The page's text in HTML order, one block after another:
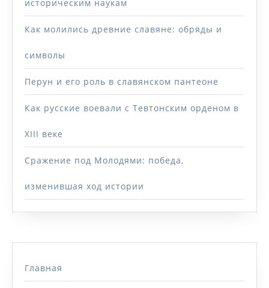
историческим наукам
Как молились древние славяне: обряды и
символы
Перун и его роль в славянском пантеоне
Как русские воевали с Тевтонским орденом в
XIII веке
Сражение под Молодями: победа,
изменившая ход истории
Главная